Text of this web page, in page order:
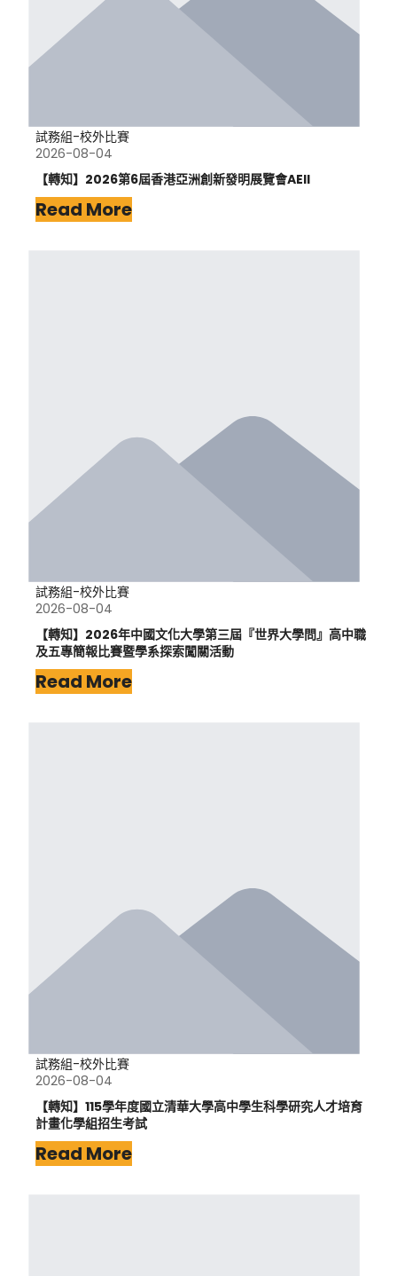
試務組-校外比賽
2026-08-04
【轉知】2026第6屆香港亞洲創新發明展覽會AEII
Read More
試務組-校外比賽
2026-08-04
【轉知】2026年中國文化大學第三屆『世界大學問』高中職
及五專簡報比賽暨學系探索闖關活動
Read More
試務組-校外比賽
2026-08-04
【轉知】115學年度國立清華大學高中學生科學研究人才培育
計畫化學組招生考試
Read More